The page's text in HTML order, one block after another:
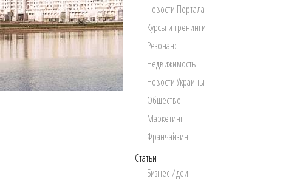
Новости Портала
Курсы и тренинги
Резонанс
Недвижимость
Новости Украины
Общество
Маркетинг
Франчайзинг
Статьи
Бизнес Идеи